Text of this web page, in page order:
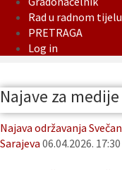
Rad u radnom tijelu
PRETRAGA
Log in
Najave za medije
Najava održavanja
Sarajeva 06.04.2026. 17:30